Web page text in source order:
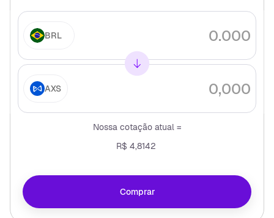
BRL
AXS
Nossa cotação atual =
R$ 4,8142
Comprar